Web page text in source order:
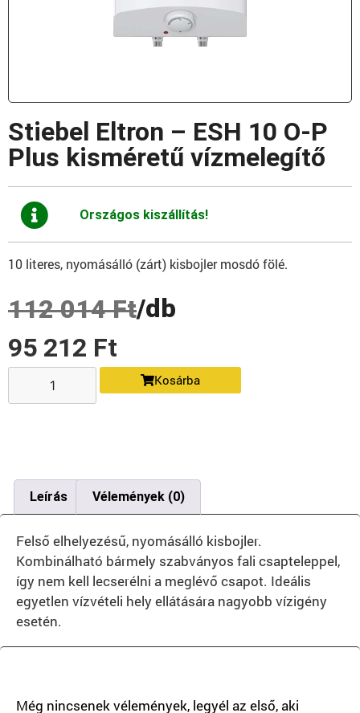
Stiebel Eltron – ESH 10 O-P
Plus kisméretű vízmelegítő
Országos kiszállítás!
10 literes, nyomásálló (zárt) kisbojler mosdó fölé.
112 014Ft
95 212 Ft
/db
Kosárba
Leírás Vélemények (0)
Felső elhelyezésű, nyomásálló kisbojler.
Kombinálható bármely szabványos fali csapteleppel,
így nem kell lecserélni a meglévő csapot. Ideális
egyetlen vízvételi hely ellátására nagyobb vízigény
esetén.